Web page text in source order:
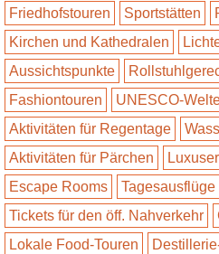
Friedhofstouren
Sportstätten
Kirchen und Kathedralen
Aussichtspunkte
Fashiontouren
UNESCO-
Aktivitäten für Regentage
Aktivitäten für Pärchen
Escape Rooms
Tagesausflüge
Tickets für den öff. Nahverkehr
Lokale Food-Touren